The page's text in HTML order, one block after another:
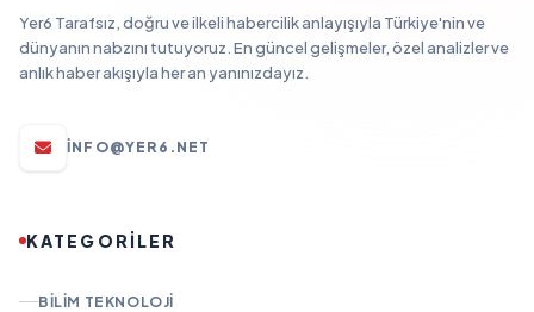
Yer6 Tarafsız, doğru ve ilkeli habercilik anlayışıyla Türkiye'nin ve
dünyanın nabzını tutuyoruz. En güncel gelişmeler, özel analizler ve
anlık haber akışıyla her an yanınızdayız.
INFO@YER6.NET
KATEGORİLER
BILIM TEKNOLOJI